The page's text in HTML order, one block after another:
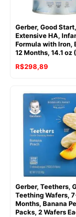
Gerber, Good Start,
Extensive HA,
Formula with Iron,
12 Months, 14.1 oz
R$298,89
Gerber, Teethers,
Teething Wafers,
Months, Banana
Packs, 2 Wafers